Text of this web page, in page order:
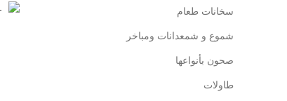
سخانات طعام
شموع و شمعدانات ومباخر
صحون بأنواعها
طاولات